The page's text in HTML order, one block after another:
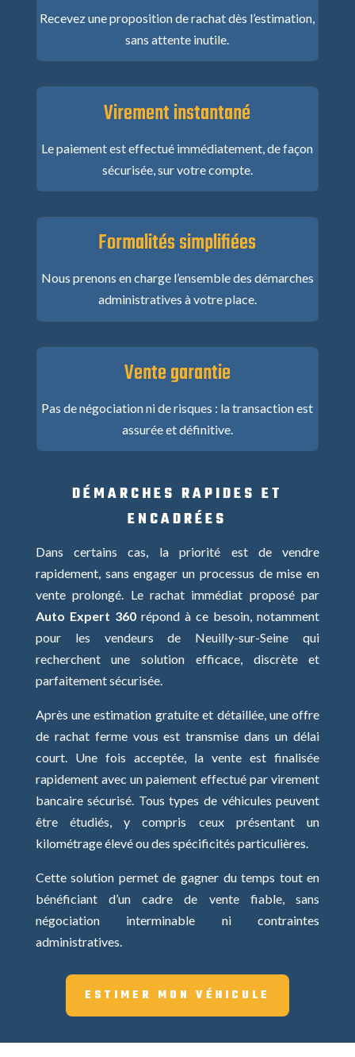
Recevez une proposition de rachat dès l’estimation,
sans attente inutile.
Virement instantané
Le paiement est effectué immédiatement, de façon
sécurisée, sur votre compte.
Formalités simplifiées
Nous prenons en charge l’ensemble des démarches
administratives à votre place.
Vente garantie
Pas de négociation ni de risques : la transaction est
assurée et définitive.
DÉMARCHES RAPIDES ET
ENCADRÉES
Dans certains cas, la priorité est de vendre
rapidement, sans engager un processus de mise en
vente prolongé. Le rachat immédiat proposé par
Auto Expert 360répond à ce besoin, notamment
pour les vendeurs de Neuilly-sur-Seine qui
recherchent une solution efficace, discrète et
parfaitement sécurisée.
Après une estimation gratuite et détaillée, une offre
de rachat ferme vous est transmise dans un délai
court. Une fois acceptée, la vente est finalisée
rapidement avec un paiement effectué par virement
bancaire sécurisé. Tous types de véhicules peuvent
être étudiés, y compris ceux présentant un
kilométrage élevé ou des spécificités particulières.
Cette solution permet de gagner du temps tout en
bénéficiant d’un cadre de vente fiable, sans
négociation interminable ni contraintes
administratives.
ESTIMER MON VÉHICULE